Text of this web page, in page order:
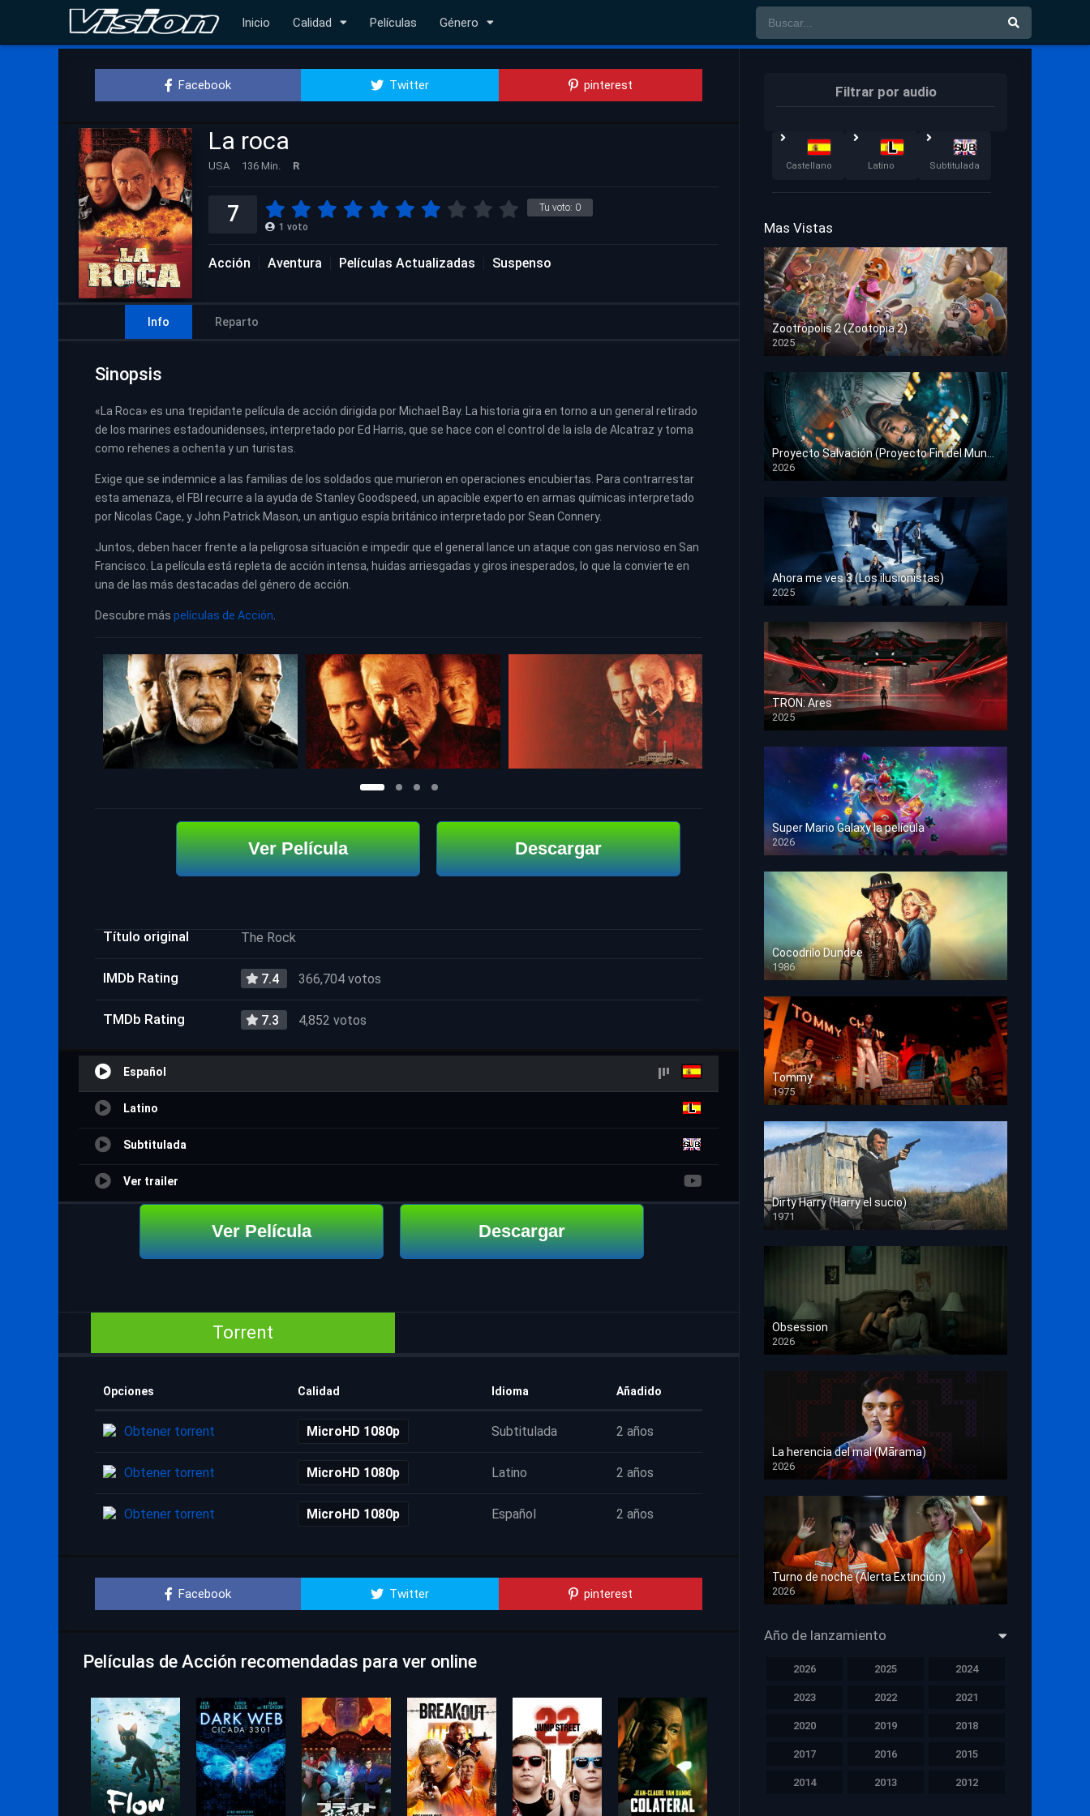
Inicio Calidad Películas Género
Facebook Twitter pinterest
La roca
USA 136 Min. R
Tu voto: 0
7 1 voto
Acción Aventura Películas Actualizadas Suspenso
Info Reparto
Sinopsis
«La Roca» es una trepidante película de acción dirigida por Michael Bay. La historia gira en torno a un general retirado
de los marines estadounidenses, interpretado por Ed Harris, que se hace con el control de la isla de Alcatraz y toma
como rehenes a ochenta y un turistas.
Exige que se indemnice a las familias de los soldados que murieron en operaciones encubiertas. Para contrarrestar
esta amenaza, el FBI recurre a la ayuda de Stanley Goodspeed, un apacible experto en armas químicas interpretado
por Nicolas Cage, y John Patrick Mason, un antiguo espía británico interpretado por Sean Connery.
Juntos, deben hacer frente a la peligrosa situación e impedir que el general lance un ataque con gas nervioso en San
Francisco. La película está repleta de acción intensa, huidas arriesgadas y giros inesperados, lo que la convierte en
una de las más destacadas del género de acción.
Descubre más películas de Acción
Ver Película Descargar
Título original The Rock
IMDb Rating 7.4 366,704 votos
TMDb Rating 7.3 4,852 votos
Español
Latino
Subtitulada
Ver trailer
Ver Película Descargar
Torrent
Opciones Calidad Idioma Añadido
Obtener torrent MicroHD 1080p Subtitulada 2 años
Obtener torrent MicroHD 1080p Latino 2 años
Obtener torrent MicroHD 1080p Español 2 años
Facebook Twitter pinterest
Películas de Acción recomendadas para ver online
Filtrar por audio
Castellano Latino Subtitulada
Mas Vistas
Zootrópolis 2 (Zootopia 2)
2025
HD 1080p
Proyecto Salvación (Proyecto Fin del Mundo)
2026
HD 1080p
Ahora me ves 3 (Los ilusionistas)
2025
HD 1080p
TRON: Ares
2025
HD 1080p
Super Mario Galaxy la película
2026
HD 1080p
Cocodrilo Dundee
1986
HD 1080p
Tommy
1975
HD 1080p
Dirty Harry (Harry el sucio)
1971
HD 1080p
Obsession
2026
HD 1080p
La herencia del mal (Mārama)
2026
HD 1080p
Turno de noche (Alerta Extinción)
2026
HD 1080p
Año de lanzamiento
2026 2025 2024
2023 2022 2021
2020 2019 2018
2017 2016 2015
2014 2013 2012